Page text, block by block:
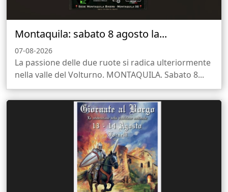
Montaquila: sabato 8 agosto la...
07-08-2026
La passione delle due ruote si radica ulteriormente
nella valle del Volturno. MONTAQUILA. Sabato 8...